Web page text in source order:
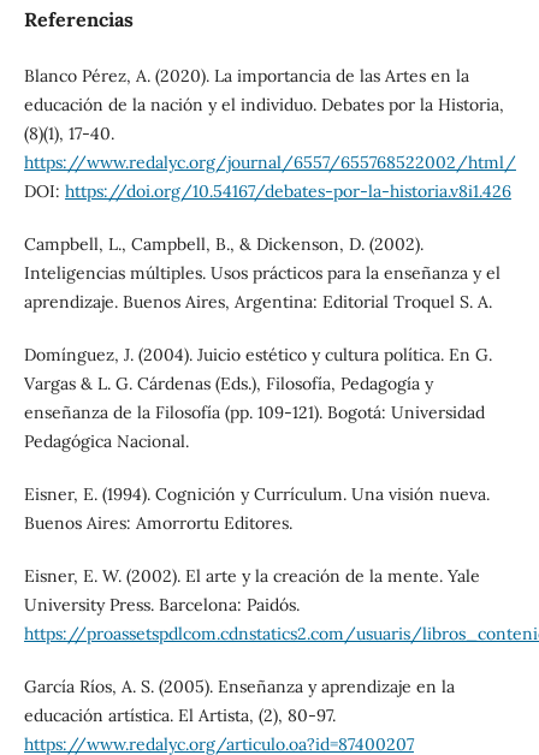
Referencias
Blanco Pérez, A. (2020). La importancia de las Artes en la
educación de la nación y el individuo. Debates por la Historia,
(8)(1), 17-40.
https://www.redalyc.org/journal/6557/655768522002/html/
DOI: https://doi.org/10.54167/debates-por-la-historia.v8i1.426
Campbell, L., Campbell, B., & Dickenson, D. (2002).
Inteligencias múltiples. Usos prácticos para la enseñanza y el
aprendizaje. Buenos Aires, Argentina: Editorial Troquel S. A.
Domínguez, J. (2004). Juicio estético y cultura política. En G.
Vargas & L. G. Cárdenas (Eds.), Filosofía, Pedagogía y
enseñanza de la Filosofía (pp. 109-121). Bogotá: Universidad
Pedagógica Nacional.
Eisner, E. (1994). Cognición y Currículum. Una visión nueva.
Buenos Aires: Amorrortu Editores.
Eisner, E. W. (2002). El arte y la creación de la mente. Yale
University Press. Barcelona: Paidós.
https://proassetspdlcom.cdnstatics2.com/usuaris/
García Ríos, A. S. (2005). Enseñanza y aprendizaje en la
educación artística. El Artista, (2), 80-97.
https://www.redalyc.org/articulo.oa?id=87400207